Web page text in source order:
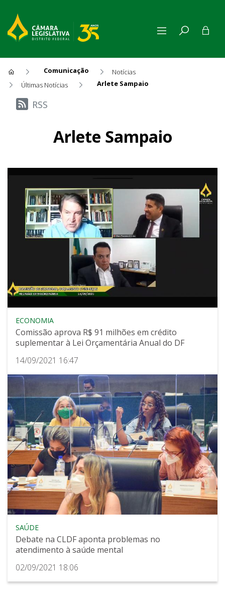
Comunicação
Notícias
Últimas Notícias
Arlete Sampaio
Últimas Notícias
RSS
Arlete Sampaio
ECONOMIA
Comissão aprova R$ 91 milhões em crédito
suplementar à Lei Orçamentária Anual do DF
14/09/2021 16:47
SAÚDE
Debate na CLDF aponta problemas no
atendimento à saúde mental
02/09/2021 18:06